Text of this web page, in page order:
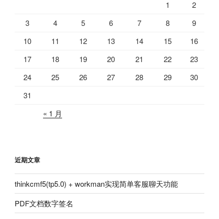
1
2
3
4 5 6 7 8
9
10
11 12 13 14 15
16
17
18 19 20 21 22
23
24
25 26 27 28 29
30
31
« 1 月
近期文章
thinkcmf5(tp5.0) + workman实现简单客服聊天功能
PDF文档数字签名